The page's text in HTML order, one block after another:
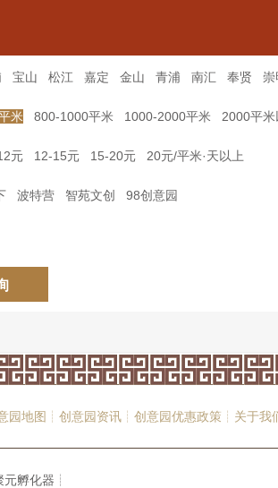
宝山 松江 嘉定 金山 青浦 南汇 奉贤
米 800-1000平米 1000-2000平米 2000平米
元 12-15元 15-20元 20元/平米·天以上
波特营 智苑文创 98创意园
园地图┊ 创意园资讯┊ 创意园优惠政策┊ 关于
元孵化器┊